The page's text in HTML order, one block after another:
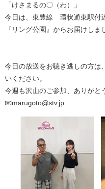
「けさまるの〇（わ）」
今日は、東豊線 環状通東駅付
『リング公園』からお届けしま
今日の放送をお聴き逃しの方は
いください。
今週も沢山のご参加、ありがと
📧marugoto@stv.jp